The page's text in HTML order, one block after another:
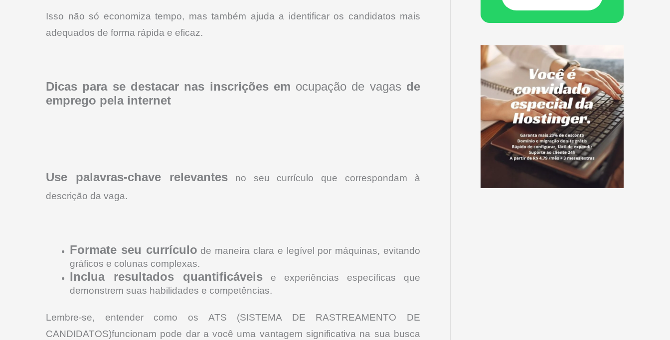
Isso não só economiza tempo, mas também ajuda a identificar os candidatos mais
adequados de forma rápida e eficaz.
Dicas para se destacar nas inscrições em ocupação de vagas de
emprego pela internet
Use palavras-chave relevantesno seu currículo que correspondam à
descrição da vaga.
Formate seu currículo de maneira clara e legível por máquinas, evitando
gráficos e colunas complexas.
Inclua resultados quantificáveis e experiências específicas que
demonstrem suas habilidades e competências.
Lembre-se, entender como os ATS (SISTEMA DE RASTREAMENTO DE
CANDIDATOS)funcionam pode dar a você uma vantagem significativa na sua busca